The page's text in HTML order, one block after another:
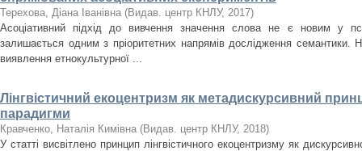
Терехова, Діана Іванівна (Видав. центр КНЛУ, 2017)
Асоціативний підхід до вивчення значення слова не є новим у
залишається одним з пріоритетних напрямів дослідження семантики.
виявлення етнокультурної ...
Лінгвістичний екоцентризм як метадискурсивний
парадигми
Кравченко, Наталія Кимівна (Видав. центр КНЛУ, 2018)
У статті висвітлено принцип лінгвістичного екоцентризму як